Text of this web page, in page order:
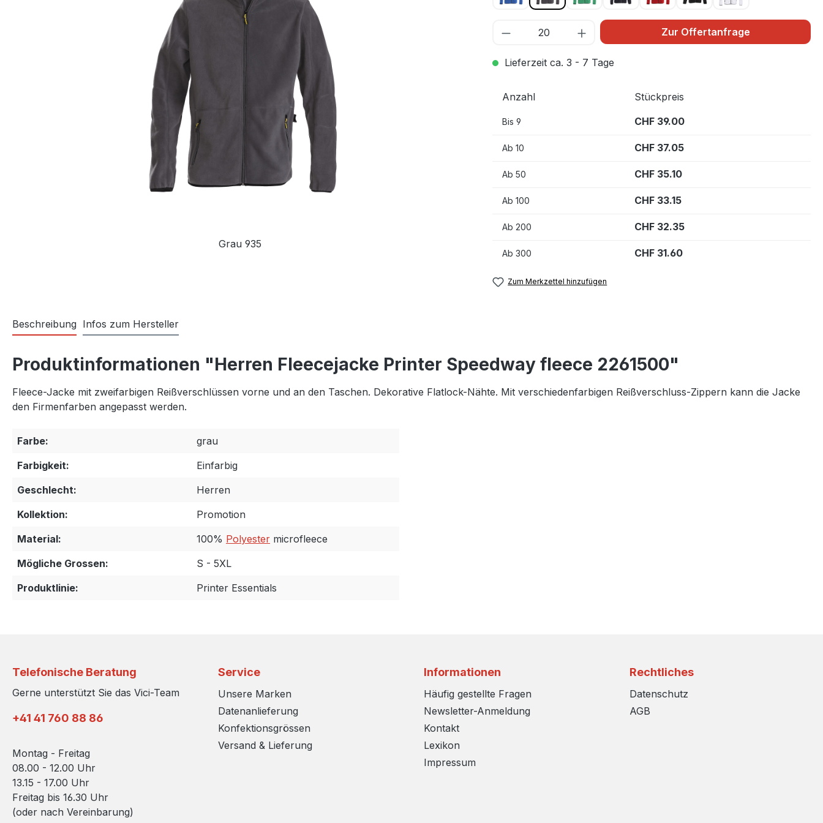
Grau 935
Zur Offertanfrage
Lieferzeit ca. 3 - 7 Tage
Anzahl Stückpreis
Bis 9 CHF 39.00
Ab 10 CHF 37.05
Ab 50 CHF 35.10
Ab 100 CHF 33.15
Ab 200 CHF 32.35
Ab 300 CHF 31.60
Zum Merkzettel hinzufügen
Beschreibung Infos zum Hersteller
Produktinformationen "Herren Fleecejacke Printer Speedway fleece 2261500"
Fleece-Jacke mit zweifarbigen Reißverschlüssen vorne und an den Taschen. Dekorative Flatlock-Nähte. Mit verschiedenfarbigen Reißverschluss-Zippern kann die Jacke
den Firmenfarben angepasst werden.
Farbe:
grau
Farbigkeit:
Einfarbig
Geschlecht:
Herren
Kollektion:
Promotion
Material:
100% Polyester microfleece
Mögliche Grossen:
S - 5XL
Produktlinie:
Printer Essentials
Telefonische Beratung
Gerne unterstützt Sie das Vici-Team
+41 41 760 88 86
Montag - Freitag
08.00 - 12.00 Uhr
13.15 - 17.00 Uhr
Freitag bis 16.30 Uhr
(oder nach Vereinbarung)
Service
Unsere Marken
Datenanlieferung
Konfektionsgrössen
Versand & Lieferung
Informationen
Häufig gestellte Fragen
Newsletter-Anmeldung
Kontakt
Lexikon
Impressum
Rechtliches
Datenschutz
AGB